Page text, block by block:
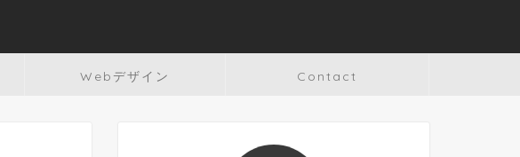
Webデザイン Contact